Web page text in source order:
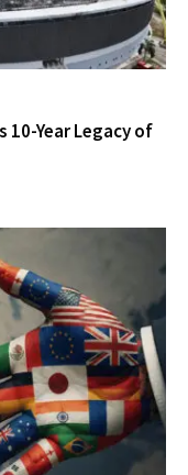
10-Year Legacy of